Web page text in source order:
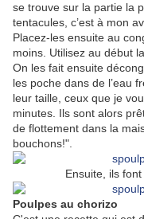
se trouve sur la partie la
tentacules, c’est à mon
Placez-les ensuite au
moins. Utilisez au début
On les fait ensuite
les poche dans de l’eau
leur taille, ceux que je
minutes. Ils sont alors
de flottement dans la
bouchons!".
Ensuite, ils font
Poulpes au chorizo